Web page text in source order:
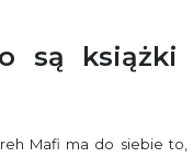
są książki
Mafi ma do siebie